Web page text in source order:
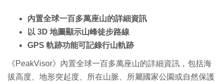
內置全球一百多萬座山的詳細資訊
以 3D 地圖顯示山峰徒步路線
GPS 軌跡功能可記錄行山軌跡
《PeakVisor》內置全球一百多萬座山的詳細資訊，包括海
拔高度、地形突起度、所在山脈、所屬國家公園或自然保護